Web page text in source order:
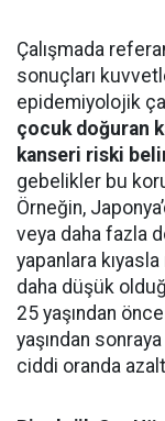
Çalışmada
sonuçları
epidemiyolojik
çocuk doğuran
kanseri riski
gebelikler bu
Örneğin,
veya daha fazla
yapanlara
daha düşük
25 yaşından
yaşından
ciddi oranda